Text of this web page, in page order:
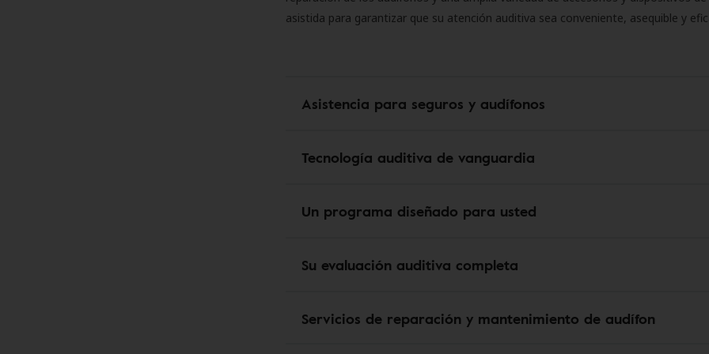
asistida para garantizar que su atención auditiva sea conveniente, asequible y
Asistencia para seguros y audífonos
Tecnología auditiva de vanguardia
Un programa diseñado para usted
Su evaluación auditiva completa
Servicios de reparación y mantenimiento de audífon